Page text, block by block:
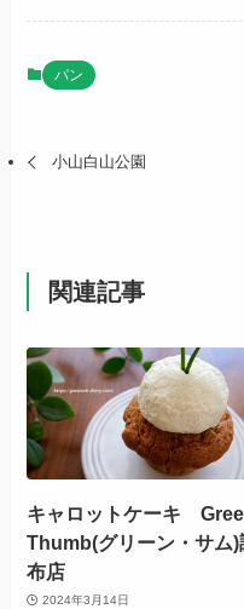
パン
小山白山公園
関連記事
キャロットケーキ
Thumb(グリーン・サム)
布店
2024年3月14日